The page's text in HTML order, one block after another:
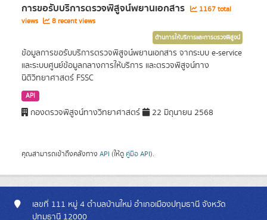
การขอรับบริการตรวจพิสูจน์พยานเอกสาร
1167 total
views
8 recent views
ด้านการให้บริการและการตรวจพิสูจน์
ข้อมูลการขอรับบริการตรวจพิสูจน์พยานเอกสาร จากระบบ e-service
และระบบศูนย์ข้อมูลกลางการให้บริการ และตรวจพิสูจน์ทาง
นิติวิทยาศาสตร์ FSSC
API
กองตรวจพิสูจน์ทางวิทยาศาสตร์ 22 มิถุนายน 2568
คุณสามารถเข้าถึงคลังทาง API (ให้ดู คู่มือ API).
เลขที่ 111 หมู่ 4 ตำบลบ้านใหม่ อำเภอเมืองปทุมธานี จังหวัด
ปทุมธานี 12000